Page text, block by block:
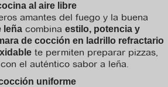
al aire libre
amantes del fuego y la buena
leña combina estilo, potencia y
de cocción en ladrillo refractario
te permiten preparar pizzas,
el auténtico sabor a leña.
uniforme